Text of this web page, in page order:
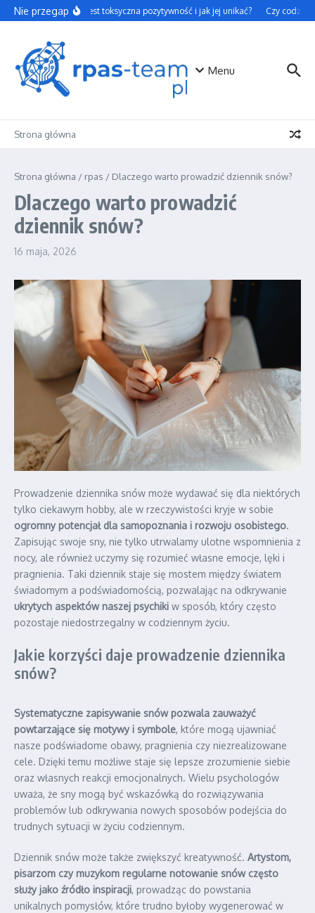
Przejdź do treści
Nie przegapCzym jest toksyczna pozytywność i jak jej unikać? Czy
Menu
Strona główna
Strona główna / rpas / Dlaczego warto prowadzić dziennik snów?
Dlaczego warto prowadzić
dziennik snów?
16 maja, 2026
Prowadzenie dziennika snów może wydawać się dla niektórych
tylko ciekawym hobby, ale w rzeczywistości kryje w sobie
ogromny potencjał dla samopoznania i rozwoju osobistego.
Zapisując swoje sny, nie tylko utrwalamy ulotne wspomnienia z
nocy, ale również uczymy się rozumieć własne emocje, lęki i
pragnienia. Taki dziennik staje się mostem między światem
świadomym a podświadomością, pozwalając na odkrywanie
ukrytych aspektów naszej psychiki w sposób, który często
pozostaje niedostrzegalny w codziennym życiu.
Jakie korzyści daje prowadzenie dziennika
snów?
Systematyczne zapisywanie snów pozwala zauważyć
powtarzające się motywy i symbole, które mogą ujawniać
nasze podświadome obawy, pragnienia czy niezrealizowane
cele. Dzięki temu możliwe staje się lepsze zrozumienie siebie
oraz własnych reakcji emocjonalnych. Wielu psychologów
uważa, że sny mogą być wskazówką do rozwiązywania
problemów lub odkrywania nowych sposobów podejścia do
trudnych sytuacji w życiu codziennym.
Dziennik snów może także zwiększyć kreatywność. Artystom,
pisarzom czy muzykom regularne notowanie snów często
służy jako źródło inspiracji, prowadząc do powstania
unikalnych pomysłów, które trudno byłoby wygenerować w